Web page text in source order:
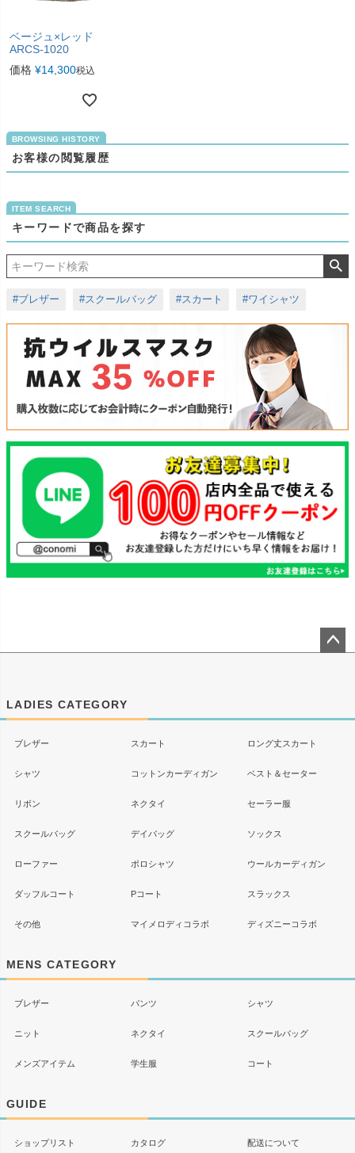
ベージュ×レッド
ARCS-1020
価格 ¥14,300税込
お客様の閲覧履歴
キーワードで商品を探す
#ブレザー #スクールバッグ #スカート #ワイシャツ
LADIES CATEGORY
ブレザー スカート ロング丈スカート
シャツ コットンカーディガン ベスト＆セーター
リボン ネクタイ セーラー服
スクールバッグ デイバッグ ソックス
ローファー ポロシャツ ウールカーディガン
ダッフルコート Pコート スラックス
その他 マイメロディコラボ ディズニーコラボ
MENS CATEGORY
ブレザー パンツ シャツ
ニット ネクタイ スクールバッグ
メンズアイテム 学生服 コート
GUIDE
ショップリスト カタログ 配送について